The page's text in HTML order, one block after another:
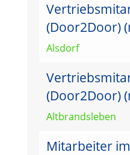
(Door2Door)
Alsdorf
(Door2Door)
Altbrandsleben
Mitarbeiter